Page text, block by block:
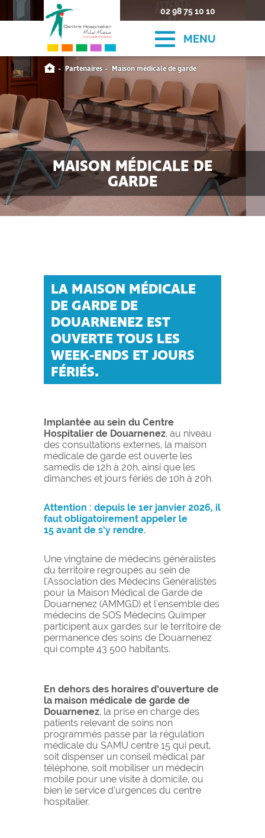
02 98 75 10 10
MENU
MAISON MÉDICALE DE
GARDE
Partenaires Maison médicale de garde
LA MAISON MÉDICALE
DE GARDE DE
DOUARNENEZ EST
OUVERTE TOUS LES
WEEK-ENDS ET JOURS
FÉRIÉS.
Implantée au sein du Centre
Hospitalier de Douarnenez, au niveau
des consultations externes, la maison
médicale de garde est ouverte les
samedis de 12h à 20h, ainsi que les
dimanches et jours fériés de 10h à 20h.
Attention : depuis le 1er janvier 2026, il
faut obligatoirement appeler le
15 avant de s’y rendre.
Une vingtaine de médecins généralistes
du territoire regroupés au sein de
l'Association des Médecins Généralistes
pour la Maison Médical de Garde de
Douarnenez (AMMGD) et l'ensemble des
médecins de SOS Médecins Quimper
participent aux gardes sur le territoire de
permanence des soins de Douarnenez
qui compte 43 500 habitants.
En dehors des horaires d’ouverture de
la maison médicale de garde de
Douarnenez, la prise en charge des
patients relevant de soins non
programmés passe par la régulation
médicale du SAMU centre 15 qui peut,
soit dispenser un conseil médical par
téléphone, soit mobiliser un médecin
mobile pour une visite à domicile, ou
bien le service d’urgences du centre
hospitalier.